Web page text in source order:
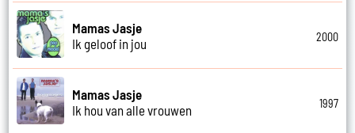
Mamas Jasje
Ik geloof in jou
2000
Mamas Jasje
Ik hou van alle vrouwen
1997